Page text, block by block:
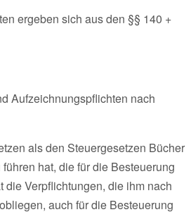
ergeben sich aus den §§ 140 +
Aufzeichnungspflichten nach
als den Steuergesetzen Bücher
hat, die für die Besteuerung
die Verpflichtungen, die ihm nach
auch für die Besteuerung